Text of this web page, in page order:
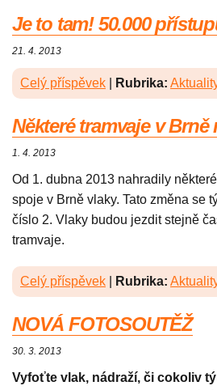
Je to tam! 50.000
21. 4. 2013
Celý příspěvek Rubrika:
Některé tramvaje v
1. 4. 2013
Od 1. dubna 2013 nahradily
spoje v Brně vlaky. Tato změna se
číslo 2. Vlaky budou jezdit stejně
tramvaje.
Celý příspěvek Rubrika:
NOVÁ FOTOSOUTĚŽ
30. 3. 2013
Vyfoťte vlak, nádraží, či cokoliv